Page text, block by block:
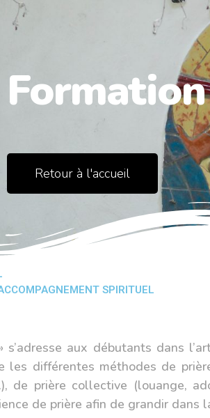
Retour à l'accueil
SPIRITUEL
s’adresse aux débutants dans
les différentes méthodes de
de prière collective (louange,
de prière afin de grandir dans